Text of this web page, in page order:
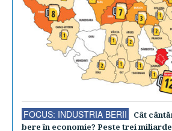
FOCUS: INDUSTRIA BERII
Cât
bere în economie? Peste trei